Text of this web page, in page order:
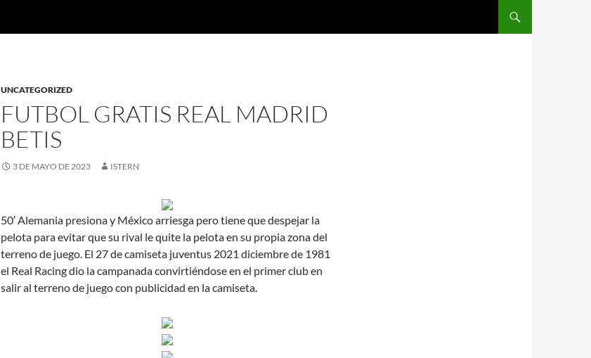
UNCATEGORIZED
FUTBOL GRATIS REAL MADRID
BETIS
3 DE MAYO DE 2023 ISTERN
50′ Alemania presiona y México arriesga pero tiene que despejar la
pelota para evitar que su rival le quite la pelota en su propia zona del
terreno de juego. El 27 de camiseta juventus 2021 diciembre de 1981
el Real Racing dio la campanada convirtiéndose en el primer club en
salir al terreno de juego con publicidad en la camiseta.